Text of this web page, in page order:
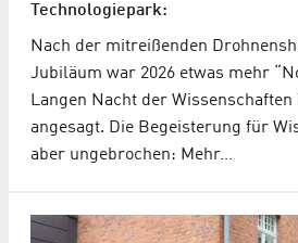
Technologiepark:
Nach der mitreißenden
Jubiläum war 2026 etwas mehr
Langen Nacht der
angesagt. Die Begeisterung für
aber ungebrochen: Mehr…